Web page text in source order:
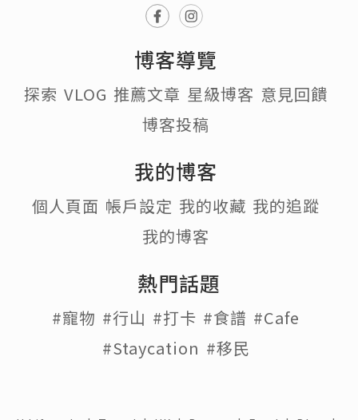
博客導覽
探索 VLOG 推薦文章 星級博客 意見回饋
博客投稿
我的博客
個人頁面 帳戶設定 我的收藏 我的追蹤
我的博客
熱門話題
#寵物 #行山 #打卡 #食譜 #Cafe
#Staycation #移民